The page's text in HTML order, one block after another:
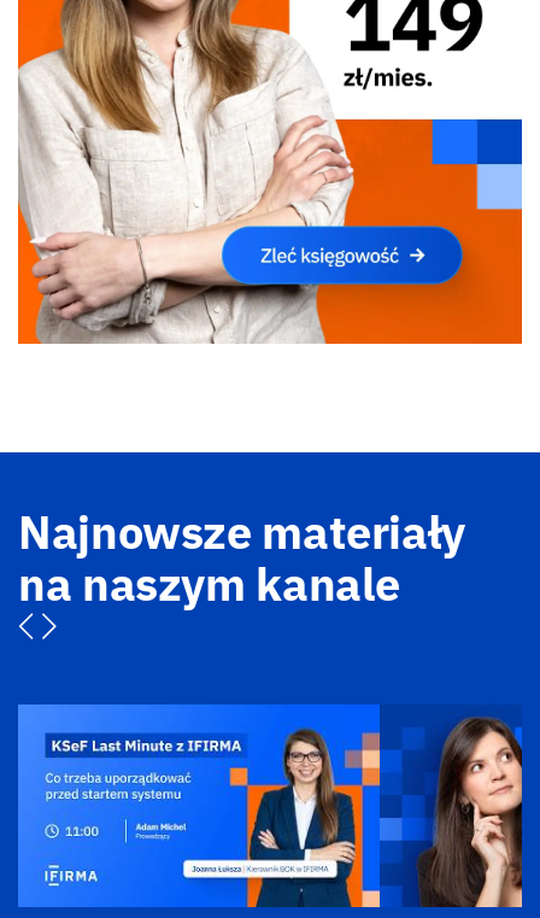
Najnowsze materiały
na naszym kanale